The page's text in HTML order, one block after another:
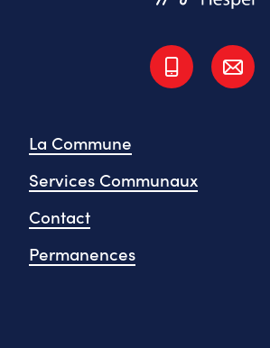
La Commune
Services Communaux
Contact
Permanences